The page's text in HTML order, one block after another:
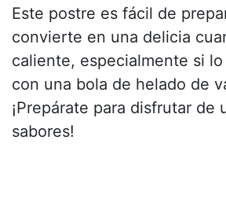
Este postre es fácil de
convierte en una delicia
caliente, especialmente si
con una bola de helado de
¡Prepárate para disfrutar de
sabores!